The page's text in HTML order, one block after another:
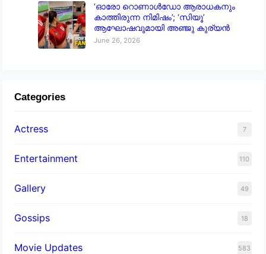
‘ഓരോ റൊണാൾഡോ ആരാധകനും
കാത്തിരുന്ന നിമിഷം’; ‘സിയൂ’
ആഘോഷവുമായി അഞ്ജു കുര്യൻ
June 26, 2026
Categories
Actress 7
Entertainment 110
Gallery 49
Gossips 18
Movie Updates 583